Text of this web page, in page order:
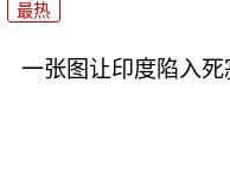
最热
一张图让印度陷入